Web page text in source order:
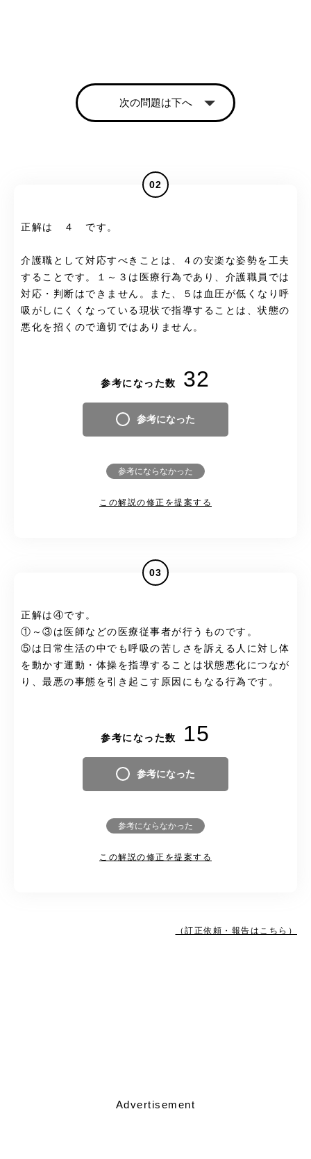
次の問題は下へ
02
正解は ４ です。
介護職として対応すべきことは、４の安楽な姿勢を工夫
することです。１～３は医療行為であり、介護職員では
対応・判断はできません。また、５は血圧が低くなり呼
吸がしにくくなっている現状で指導することは、状態の
悪化を招くので適切ではありません。
参考になった数 32
参考になった
参考にならなかった
この解説の修正を提案する
03
正解は④です。
①～③は医師などの医療従事者が行うものです。
⑤は日常生活の中でも呼吸の苦しさを訴える人に対し体
を動かす運動・体操を指導することは状態悪化につなが
り、最悪の事態を引き起こす原因にもなる行為です。
参考になった数 15
参考になった
参考にならなかった
この解説の修正を提案する
（訂正依頼・報告はこちら）
Advertisement